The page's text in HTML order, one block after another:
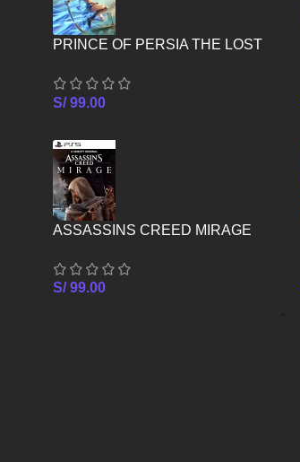
PRINCE OF PERSIA THE LOST
S/99.00
ASSASSINS CREED MIRAGE
S/99.00